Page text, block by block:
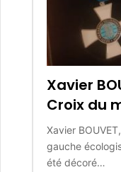
Xavier
Croix du
Xavier
gauche
été décoré…